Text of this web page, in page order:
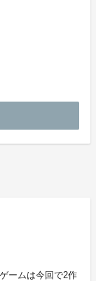
ームは今回で2作